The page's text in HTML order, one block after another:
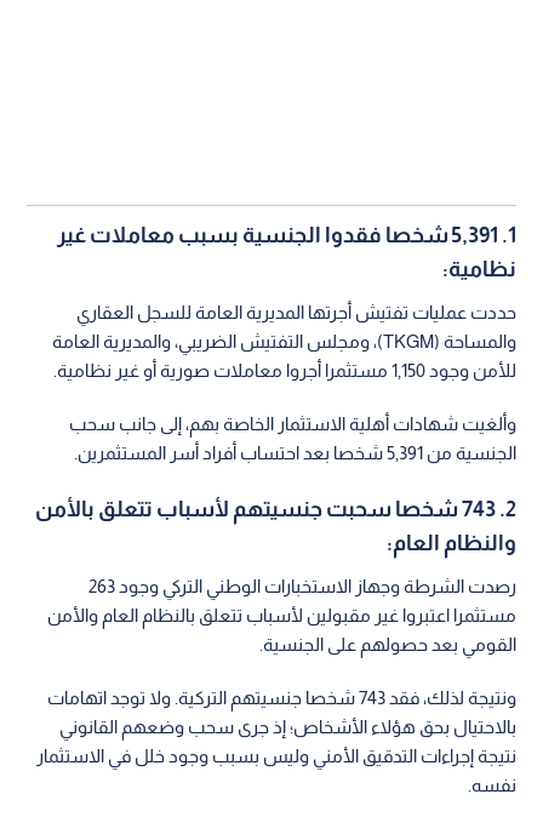
1. 5,391 شخصا فقدوا الجنسية بسبب معاملات غير
نظامية:
حددت عمليات تفتيش أجرتها المديرية العامة للسجل العقاري
والمساحة (TKGM)، ومجلس التفتيش الضريبي، والمديرية العامة
للأمن وجود 1,150 مستثمرا أجروا معاملات صورية أو غير نظامية.
وألغيت شهادات أهلية الاستثمار الخاصة بهم، إلى جانب سحب
الجنسية من 5,391 شخصا بعد احتساب أفراد أسر المستثمرين.
2. 743 شخصا سحبت جنسيتهم لأسباب تتعلق بالأمن
والنظام العام:
رصدت الشرطة وجهاز الاستخبارات الوطني التركي وجود 263
مستثمرا اعتبروا غير مقبولين لأسباب تتعلق بالنظام العام والأمن
القومي بعد حصولهم على الجنسية.
ونتيجة لذلك، فقد 743 شخصا جنسيتهم التركية. ولا توجد اتهامات
بالاحتيال بحق هؤلاء الأشخاص؛ إذ جرى سحب وضعهم القانوني
نتيجة إجراءات التدقيق الأمني وليس بسبب وجود خلل في الاستثمار
نفسه.